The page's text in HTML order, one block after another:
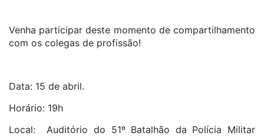
Venha participar deste momento de compartilhamento
com os colegas de profissão!
Data: 15 de abril.
Horário: 19h
Local: Auditório do 51º Batalhão da Polícia Militar